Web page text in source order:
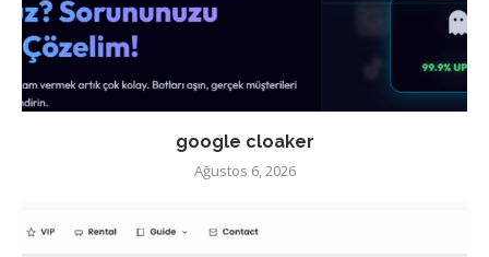
google cloaker
Ağustos 6, 2026